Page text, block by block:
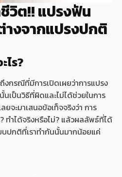
วิต!! แปรงฟัน
างจากแปรงปกติ
ไร?
งกรณีที่มีการเปิดเผยว่าการแปรง
เป็นวิธีที่ผิดและไม่ได้ช่วยในการ
จะมาเสนอข้อเท็จจริงว่า การ
ทำได้จริงหรือไม่? แล้วผลลัพธ์ที่ได้
ปกติที่เราทำกันนั้นมากน้อยแค่